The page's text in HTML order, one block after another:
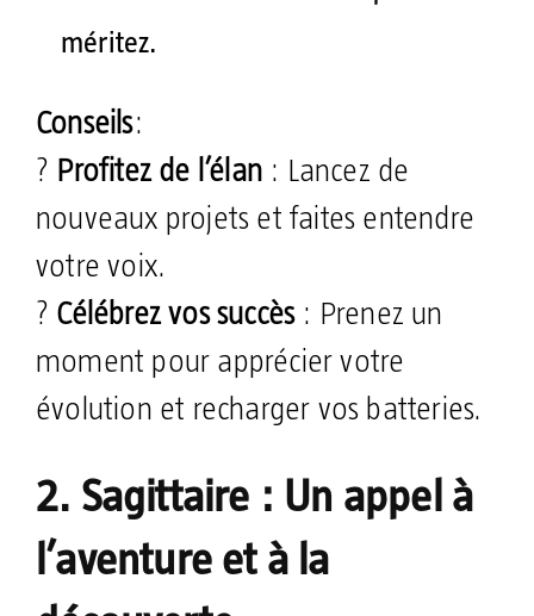
méritez.
Conseils:
? Profitez de l’élan : Lancez de
nouveaux projets et faites entendre
votre voix.
? Célébrez vos succès: Prenez un
moment pour apprécier votre
évolution et recharger vos batteries.
2. Sagittaire : Un appel à
l’aventure et à la